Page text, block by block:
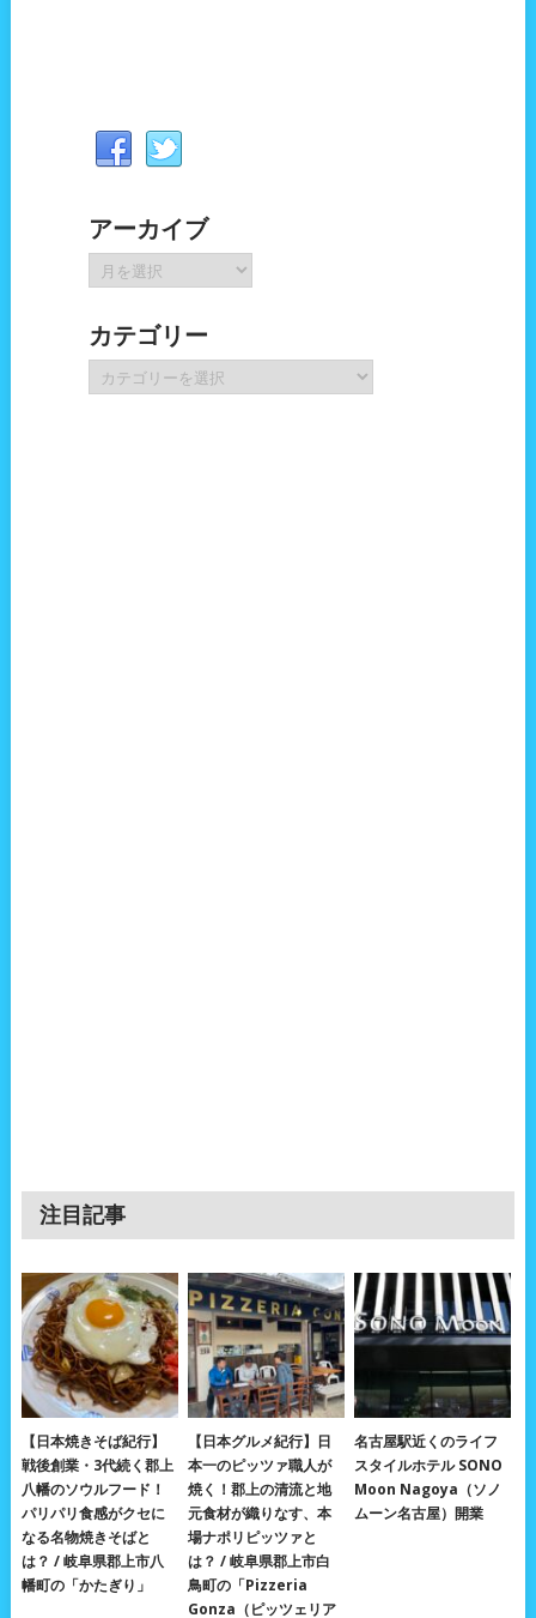
アーカイブ
ー
イ
ブ
カテゴリー
テ
注目記事
【日本焼きそば紀行】
戦後創業・3代続く郡上
八幡のソウルフード！
パリパリ食感がクセに
なる名物焼きそばと
は？ / 岐阜県郡上市八
幡町の「かたぎり」
【日本グルメ紀行】日
本一のピッツァ職人が
焼く！郡上の清流と地
元食材が織りなす、本
場ナポリピッツァと
は？ / 岐阜県郡上市白
鳥町の「Pizzeria
Gonza（ピッツェリア
名古屋駅近くのライフ
スタイルホテル SONO
Moon Nagoya（ソノ
ムーン名古屋）開業